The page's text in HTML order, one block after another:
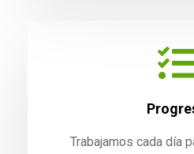
Trabajamos cada día